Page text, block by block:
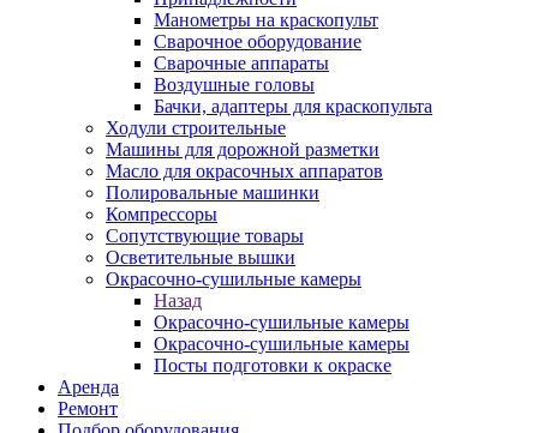
Манометры на краскопульт
Сварочное оборудование
Сварочные аппараты
Воздушные головы
Бачки, адаптеры для краскопульта
Ходули строительные
Машины для дорожной разметки
Масло для окрасочных аппаратов
Полировальные машинки
Компрессоры
Сопутствующие товары
Осветительные вышки
Окрасочно-сушильные камеры
Назад
Окрасочно-сушильные камеры
Окрасочно-сушильные камеры
Посты подготовки к окраске
Аренда
Ремонт